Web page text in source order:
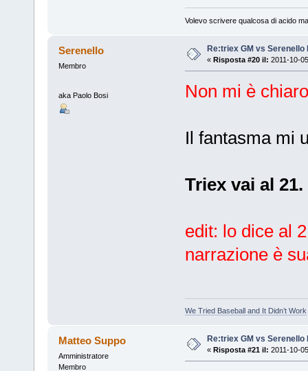
Volevo scrivere qualcosa di acido
Serenello
Membro
aka Paolo Bosi
Re:triex GM vs Serenello
« Risposta #20 il: 2011-10-
Non mi è
Il fantasma mi
Triex vai al 21.
edit: lo dice al
narrazione è
We Tried Baseball and It Didn’t Work
Matteo Suppo
Amministratore
Membro
Re:triex GM vs Serenello
« Risposta #21 il: 2011-10-